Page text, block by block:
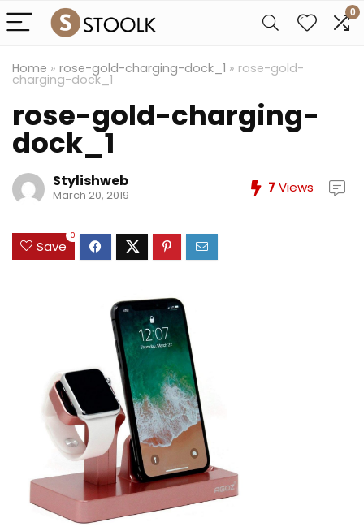
0
Home » rose-gold-charging-dock_1 » rose-gold-
charging-dock_1
rose-gold-charging-
dock_1
Stylishweb
March 20, 2019 7 Views
Save
0